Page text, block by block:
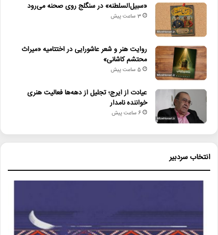
«سبیل‌السلطنه» در سنگلج روی صحنه می‌رود
3 ساعت پیش
روایت هنر و شعر عاشورایی در اختتامیه «میراث
محتشم کاشانی»
5 ساعت پیش
عیادت از ایرج؛ تجلیل از دهه‌ها فعالیت هنری
خواننده نامدار
6 ساعت پیش
انتخاب سردبیر